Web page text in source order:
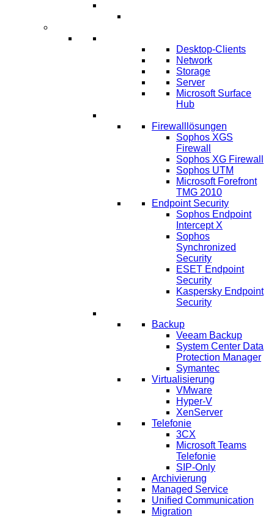
Desktop-Clients
Network
Storage
Server
Microsoft Surface
Hub
Firewalllösungen
Sophos XGS
Firewall
Sophos XG Firewall
Sophos UTM
Microsoft Forefront
TMG 2010
Endpoint Security
Sophos Endpoint
Intercept X
Sophos
Synchronized
Security
ESET Endpoint
Security
Kaspersky Endpoint
Security
Backup
Veeam Backup
System Center Data
Protection Manager
Symantec
Virtualisierung
VMware
Hyper-V
XenServer
Telefonie
3CX
Microsoft Teams
Telefonie
SIP-Only
Archivierung
Managed Service
Unified Communication
Migration